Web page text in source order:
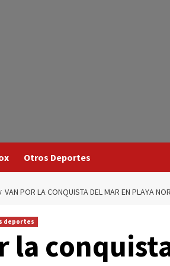
Otros Deportes
VAN POR LA CONQUISTA DEL MAR EN PLAYA
deportes
la